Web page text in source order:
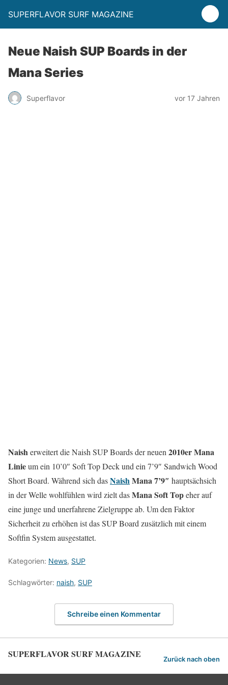
SUPERFLAVOR SURF MAGAZINE
Neue Naish SUP Boards in der
Mana Series
Superflavor vor 17 Jahren
Naish erweitert die Naish SUP Boards der neuen 2010er Mana
Linieum ein 10’0″ Soft Top Deck und ein 7’9″ Sandwich Wood
Short Board. Während sich dasNaish Mana 7’9″ hauptsächsich
in der Welle wohlfühlen wird zielt dasMana Soft Topeher auf
eine junge und unerfahrene Zielgruppe ab. Um den Faktor
Sicherheit zu erhöhen ist das SUP Board zusätzlich mit einem
Softfin System ausgestattet.
Kategorien: News, SUP
Schlagwörter: naish, SUP
Schreibe einen Kommentar
SUPERFLAVOR SURF MAGAZINE Zurück nach oben